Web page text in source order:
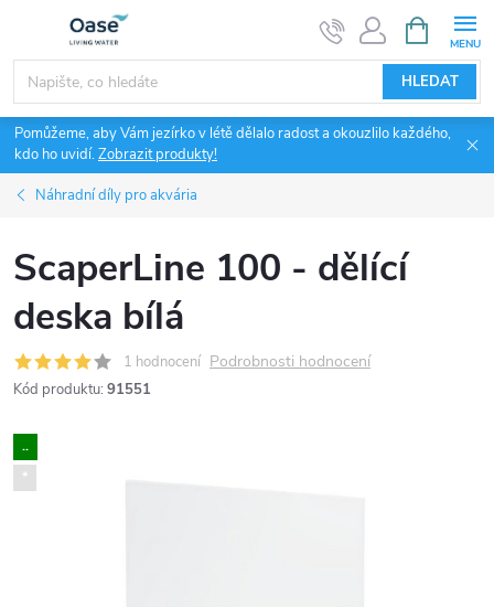
obsah
HLEDAT
NÁKUPNÍ
KOŠÍK
Pomůžeme, aby Vám jezírko v létě dělalo radost a okouzlilo každého,
kdo ho uvidí.Zobrazit produkty!
Náhradní díly pro akvária
ScaperLine 100 - dělící
deska bílá
1 hodnocení Podrobnosti hodnocení
Kód produktu: 91551
..
*